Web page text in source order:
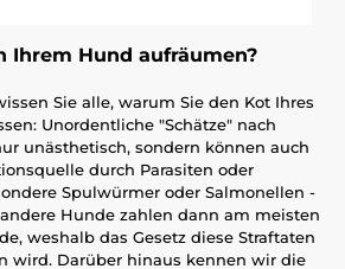
Ihrem Hund aufräumen?
Sie alle, warum Sie den Kot Ihres
Unordentliche "Schätze" nach
unästhetisch, sondern können auch
durch Parasiten oder
Spulwürmer oder Salmonellen -
Hunde zahlen dann am meisten
weshalb das Gesetz diese Straftaten
wird. Darüber hinaus kennen wir die